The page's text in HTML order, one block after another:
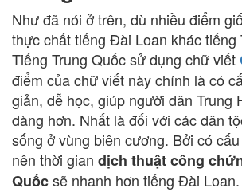
Như đã nói ở trên, dù nhiều điểm
thực chất tiếng Đài Loan khác tiếng
Tiếng Trung Quốc sử dụng chữ viết
điểm của chữ viết này chính là có
giản, dễ học, giúp người dân Trung
dàng hơn. Nhất là đối với các dân
sống ở vùng biên cương. Bởi có
nên thời gian dịch thuật công
Quốcsẽ nhanh hơn tiếng Đài Loan.